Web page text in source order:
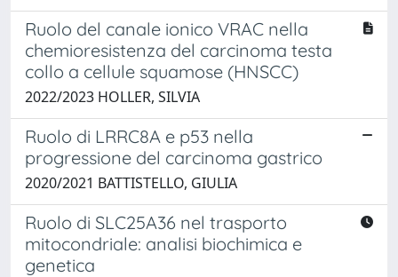
Ruolo del canale ionico VRAC nella
chemioresistenza del carcinoma testa
collo a cellule squamose (HNSCC)
2022/2023 HOLLER, SILVIA
Ruolo di LRRC8A e p53 nella
progressione del carcinoma gastrico
2020/2021 BATTISTELLO, GIULIA
Ruolo di SLC25A36 nel trasporto
mitocondriale: analisi biochimica e
genetica